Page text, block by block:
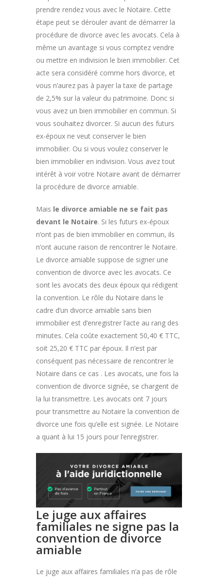
prendre rendez vous avec le Notaire. Cette
étape peut se dérouler avant de démarrer la
procédure de divorce avec les avocats. Cela à
même un avantage si vous comptez vendre
ou mettre en indivision le bien immobilier. Cet
acte sera considéré comme hors divorce, et
vous n’aurez pas à payer la taxe de partage
de 2,5% sur la valeur du patrimoine. Donc si
vous avez un bien immobilier en commun. Si
vous souhaitez divorcer. Si aucun des futurs
ex-époux ne veut conserver le bien
immobilier. Ou si vous voulez conserver le
bien immobilier en indivision. Vous avez tout
intérêt à voir votre Notaire avant de démarrer
la procédure de divorce amiable.
Mais le divorce amiable ne se fait pas
devant le Notaire. Si les futurs ex-époux
n’ont pas de bien immobilier en commun, ils
n’ont aucune raison de rencontrer le Notaire.
Le divorce amiable suppose de signer une
convention de divorce avec les avocats. Ce
sont les avocats des deux époux qui rédigent
la convention. Le rôle du Notaire dans le
cadre d’un divorce amiable sans bien
immobilier est d’enregistrer l’acte au rang des
minutes. Cela coûte exactement 50,40 € TTC,
soit 25,20 € TTC par époux. Il n’est par
conséquent pas nécessaire de rencontrer le
Notaire dans ce cas . Les avocats, une fois la
convention de divorce signée, se chargent de
la lui transmettre. Les avocats ont 7 jours
pour transmettre au Notaire la convention de
divorce une fois qu’elle est signée. Le Notaire
a quant à lui 15 jours pour l’enregistrer.
Le juge aux affaires
familiales ne signe pas la
convention de divorce
amiable
Le juge aux affaires familiales n’a pas de rôle